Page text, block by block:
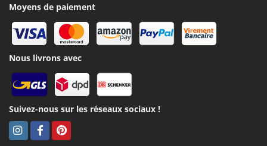
Moyens de paiement
Nous livrons avec
Suivez-nous sur les réseaux sociaux !